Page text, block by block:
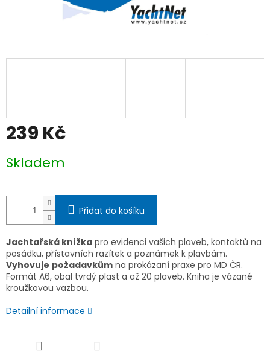
239 Kč
cena:
Skladem
Přidat do košíku
Jachtařská knížka pro evidenci vašich plaveb, kontaktů na
posádku, přístavních razítek a poznámek k plavbám.
Vyhovuje požadavkům na prokázaní praxe pro MD ČR.
Formát A6, obal tvrdý plast a až 20 plaveb. Kniha je vázané
kroužkovou vazbou.
Detailní informace